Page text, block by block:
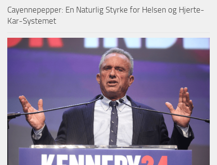
Cayennepepper: En Naturlig Styrke for Helsen og Hjerte-
Kar-Systemet